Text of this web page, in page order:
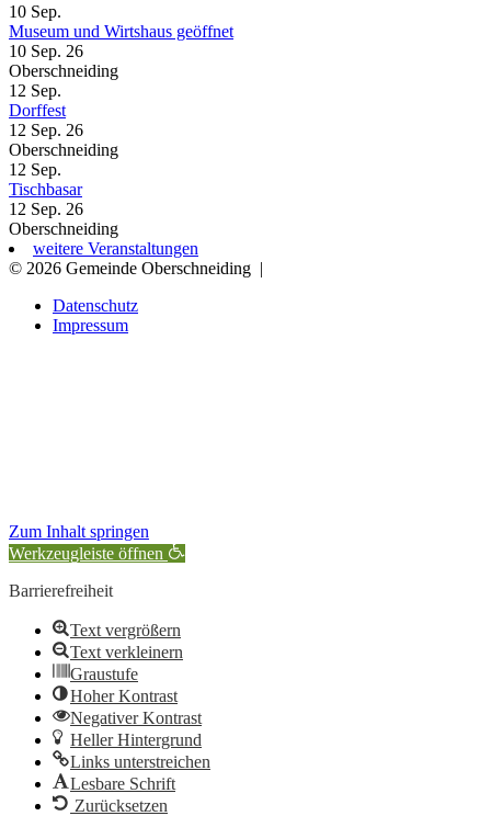
10 Sep.
Museum und Wirtshaus geöffnet
10 Sep. 26
Oberschneiding
12 Sep.
Dorffest
12 Sep. 26
Oberschneiding
12 Sep.
Tischbasar
12 Sep. 26
Oberschneiding
weitere Veranstaltungen
© 2026 Gemeinde Oberschneiding |
Datenschutz
Impressum
Zum Inhalt springen
Werkzeugleiste öffnen
Barrierefreiheit
Text vergrößern
Text verkleinern
Graustufe
Hoher Kontrast
Negativer Kontrast
Heller Hintergrund
Links unterstreichen
Lesbare Schrift
Zurücksetzen